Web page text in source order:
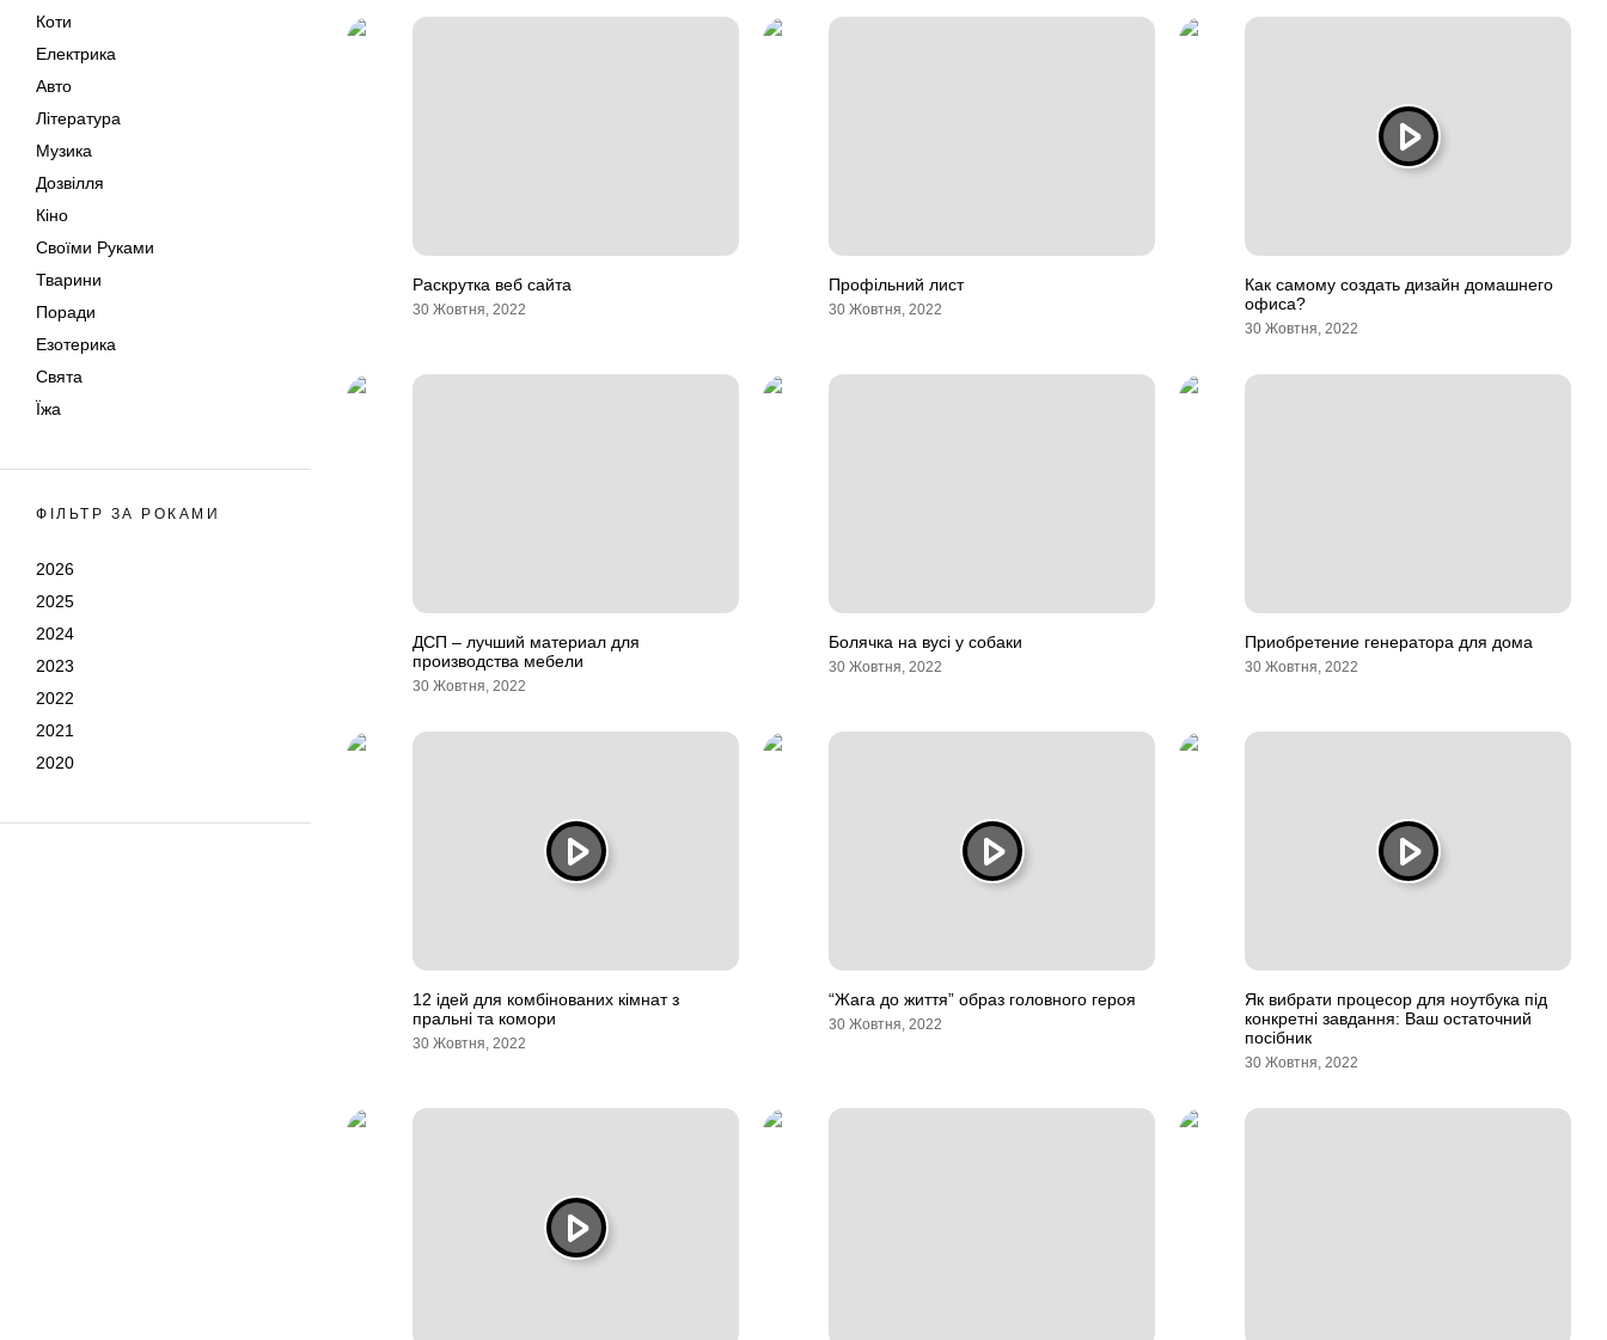
Коти
Електрика
Авто
Література
Музика
Дозвілля
Кіно
Своїми Руками
Тварини
Поради
Езотерика
Свята
Їжа
ФІЛЬТР ЗА РОКАМИ
2026
2025
2024
2023
2022
2021
2020
Раскрутка веб сайта
30 Жовтня, 2022
Профільний лист
30 Жовтня, 2022
Как самому создать дизайн домашнего
офиса?
30 Жовтня, 2022
ДСП – лучший материал для
производства мебели
30 Жовтня, 2022
Болячка на вусі у собаки
30 Жовтня, 2022
Приобретение генератора для дома
30 Жовтня, 2022
12 ідей для комбінованих кімнат з
пральні та комори
30 Жовтня, 2022
“Жага до життя” образ головного героя
30 Жовтня, 2022
Як вибрати процесор для ноутбука під
конкретні завдання: Ваш остаточний
посібник
30 Жовтня, 2022